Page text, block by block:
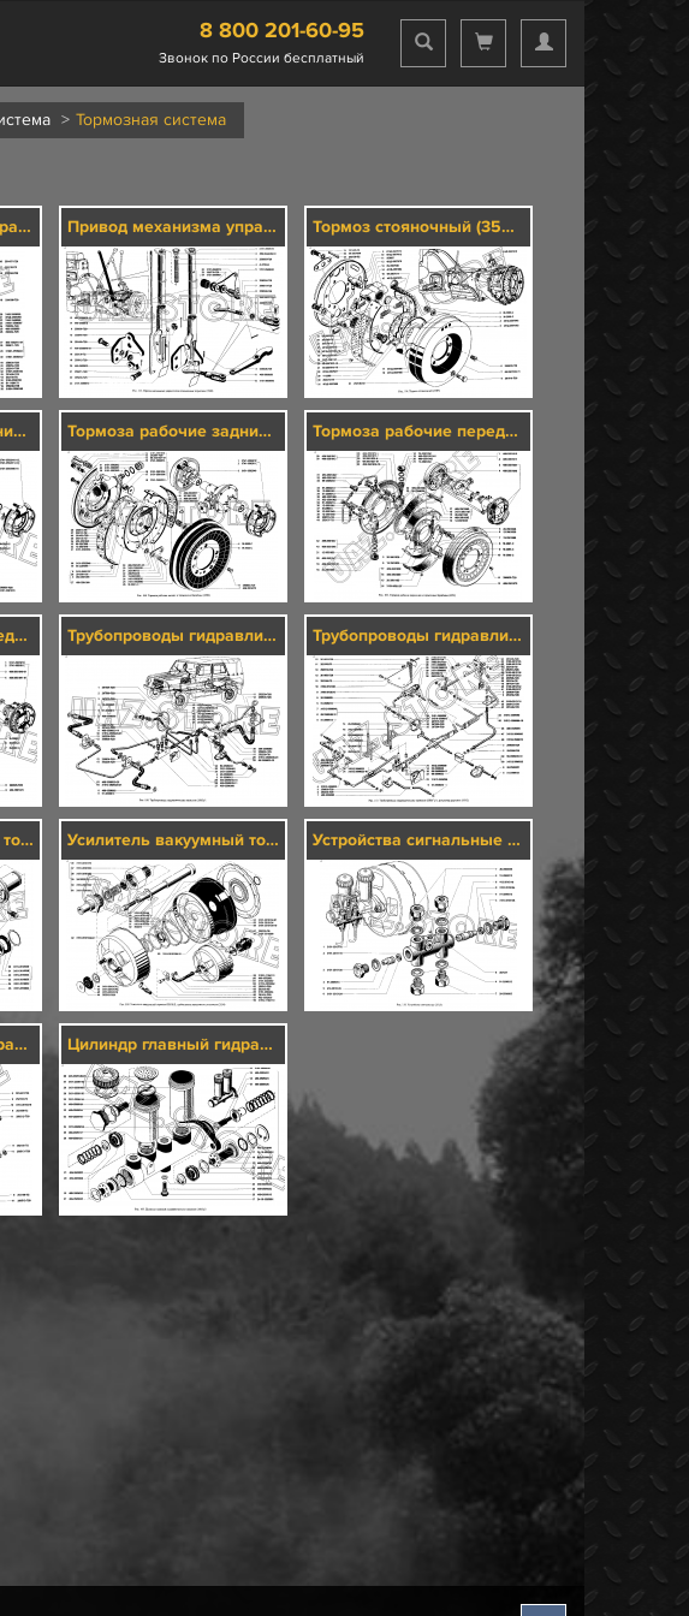
8 800 201-60-95
Звонок по России бесплатный
Тормозная система
Привод механизма управления стояночным тормозом (3508) Привод механизма управления стояночным тормозом (3508) Тормоз стояночный (3507)
Тормоза рабочие задние и тормозные барабаны (3502) Тормоза рабочие задние и тормозные барабаны (3502) Тормоза рабочие передние и тормозные барабаны (3501)
Тормоза рабочие передние и тормозные барабаны (3501) Трубопроводы гидравлических тормозов (3506)/1 Трубопроводы гидравлических тормозов (3506)/1, регулятор давления (3512)
Усилитель вакуумный тормоза (3510)/1 Усилитель вакуумный тормоза (3510)/2, трубопровод вакуумного усилителя (3554) Устройства сигнальные (3515)
Цилиндр главный гидравлических тормозов (3505)/1 Цилиндр главный гидравлических тормозов (3505)/2